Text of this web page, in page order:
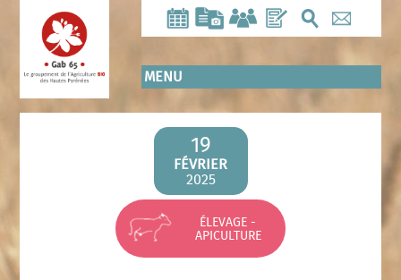
contenu
principal
MENU
19
FÉVRIER
2025
ÉLEVAGE -
APICULTURE